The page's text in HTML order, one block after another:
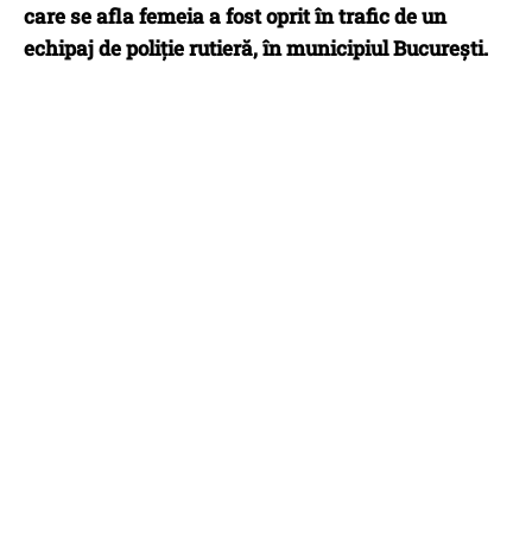
care se afla femeia a fost oprit în trafic de un
echipaj de poliție rutieră, în municipiul București.